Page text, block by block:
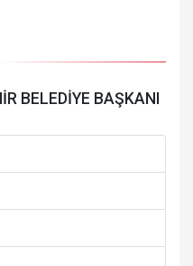
BELEDİYE BAŞKANI